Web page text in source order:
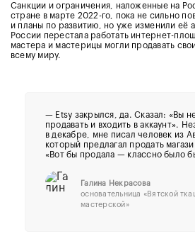
Санкции и ограничения, наложенные на
стране в марте 2022-го, пока не сильно
и планы по развитию, но уже изменили её
России перестала работать интернет-
мастера и мастерицы могли продавать
всему миру.
— Etsy закрылся, да. Сказал: «Вы
продавать и входить в аккаунт».
в декабре, мне писал человек из
который предлагал продать
«Вот бы продала — классно было
Галина Некрасова
основательница «Вятской
мастерской»